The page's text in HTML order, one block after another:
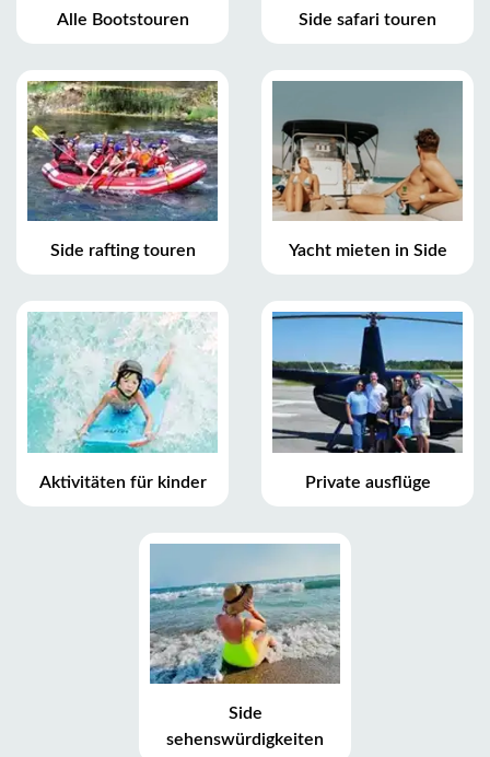
Alle Bootstouren Side safari touren
Side rafting touren Yacht mieten in Side
Aktivitäten für kinder Private ausflüge
Side
sehenswürdigkeiten